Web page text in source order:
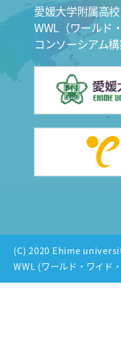
愛媛大学附属高校
WWL（ワールド
コンソーシアム
(C) 2020 Ehime
WWL (ワールド・ワイド